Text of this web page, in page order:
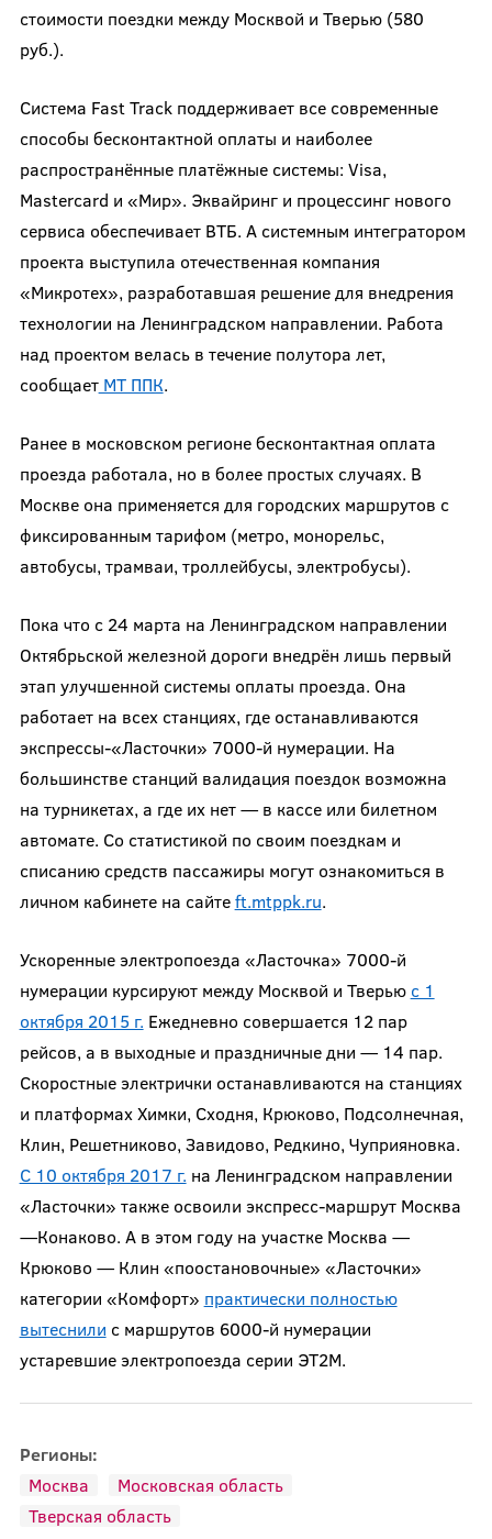
стоимости поездки между Москвой и Тверью (580
руб.).
Система Fast Track поддерживает все современные
способы бесконтактной оплаты и наиболее
распространённые платёжные системы: Visa,
Mastercard и «Мир». Эквайринг и процессинг нового
сервиса обеспечивает ВТБ. А системным интегратором
проекта выступила отечественная компания
«Микротех», разработавшая решение для внедрения
технологии на Ленинградском направлении. Работа
над проектом велась в течение полутора лет,
сообщаетМТ ППК.
Ранее в московском регионе бесконтактная оплата
проезда работала, но в более простых случаях. В
Москве она применяется для городских маршрутов с
фиксированным тарифом (метро, монорельс,
автобусы, трамваи, троллейбусы, электробусы).
Пока что с 24 марта на Ленинградском направлении
Октябрьской железной дороги внедрён лишь первый
этап улучшенной системы оплаты проезда. Она
работает на всех станциях, где останавливаются
экспрессы-«Ласточки» 7000-й нумерации. На
большинстве станций валидация поездок возможна
на турникетах, а где их нет — в кассе или билетном
автомате. Со статистикой по своим поездкам и
списанию средств пассажиры могут ознакомиться в
личном кабинете на сайтеft.mtppk.ru.
Ускоренные электропоезда «Ласточка» 7000-й
нумерации курсируют между Москвой и Тверью с 1
октября 2015 г. Ежедневно совершается 12 пар
рейсов, а в выходные и праздничные дни — 14 пар.
Скоростные электрички останавливаются на станциях
и платформах Химки, Сходня, Крюково, Подсолнечная,
Клин, Решетниково, Завидово, Редкино, Чуприяновка.
С 10 октября 2017 г. на Ленинградском направлении
«Ласточки» также освоили экспресс-маршрут Москва
—Конаково. А в этом году на участке Москва —
Крюково — Клин «поостановочные» «Ласточки»
категории «Комфорт» практически полностью
вытеснили с маршрутов 6000-й нумерации
устаревшие электропоезда серии ЭТ2М.
Регионы:
Москва
Московская область
Тверская область